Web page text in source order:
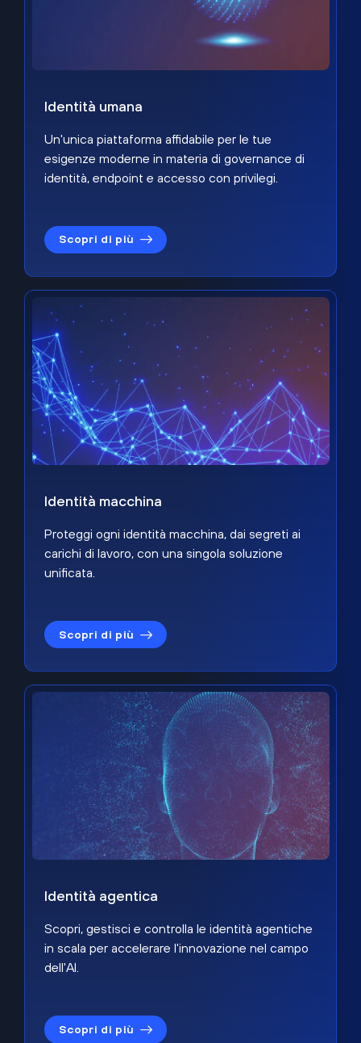
Identità umana
Un'unica piattaforma affidabile per le tue
esigenze moderne in materia di governance di
identità, endpoint e accesso con privilegi.
Scopri di più
Identità macchina
Proteggi ogni identità macchina, dai segreti ai
carichi di lavoro, con una singola soluzione
unificata.
Scopri di più
Identità agentica
Scopri, gestisci e controlla le identità agentiche
in scala per accelerare l'innovazione nel campo
dell'AI.
Scopri di più